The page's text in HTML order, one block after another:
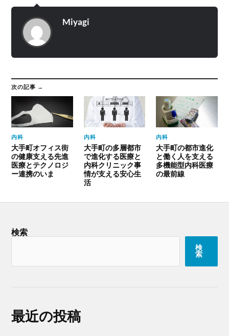
Miyagi
次の記事 →
内科
大手町オフィス街
の健康支える先進
医療とテクノロジ
ー連携のいま
内科
大手町の多層都市
で進化する医療と
内科クリニック事
情が支える安心生
活
内科
大手町の都市進化
と働く人を支える
多機能型内科医療
の最前線
検索
検
索
最近の投稿